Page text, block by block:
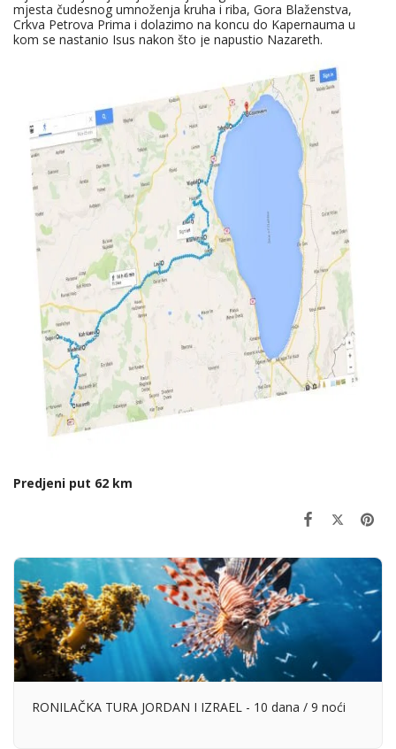
mjesta čudesnog umnoženja kruha i riba, Gora Blaženstva,
Crkva Petrova Prima i dolazimo na koncu do Kapernauma u
kom se nastanio Isus nakon što je napustio Nazareth.
Predjeni put 62 km
RONILAČKA TURA JORDAN I IZRAEL - 10 dana / 9 noći